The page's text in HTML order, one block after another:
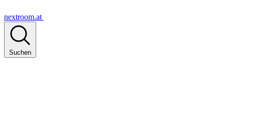
nextroom.at
Suchen